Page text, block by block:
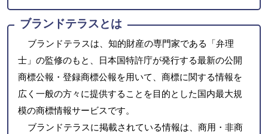
ブランドテラスとは
ブランドテラスは、知的財産の専門家である「弁理
士」の監修のもと、日本国特許庁が発行する最新の公開
商標公報・登録商標公報を用いて、商標に関する情報を
広く一般の方々に提供することを目的とした国内最大規
模の商標情報サービスです。
ブランドテラスに掲載されている情報は、商用・非商